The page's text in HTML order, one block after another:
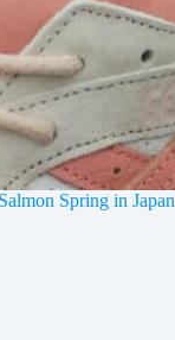
Spring in Japan